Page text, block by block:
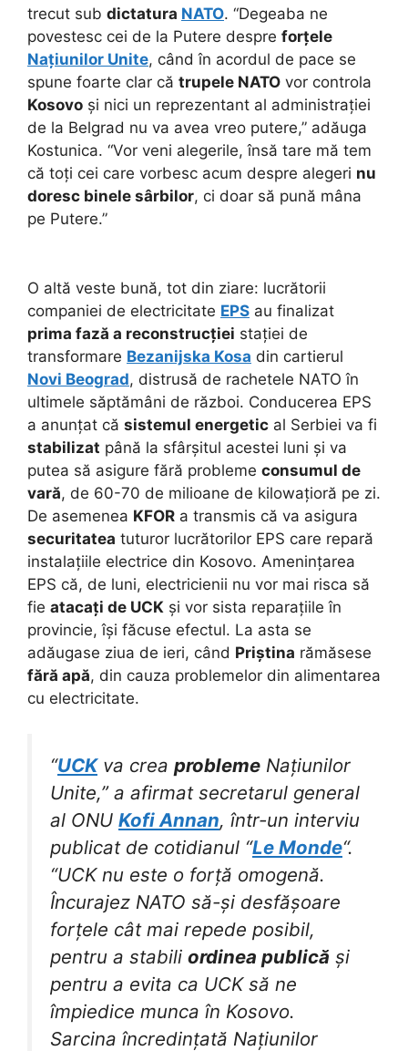
trecut sub dictatura NATO. “Degeaba ne
povestesc cei de la Putere despre forțele
Națiunilor Unite, când în acordul de pace se
spune foarte clar că trupele NATO vor controla
Kosovo și nici un reprezentant al administrației
de la Belgrad nu va avea vreo putere,” adăuga
Kostunica. “Vor veni alegerile, însă tare mă tem
că toți cei care vorbesc acum despre alegeri nu
doresc binele sârbilor, ci doar să pună mâna
pe Putere.”
O altă veste bună, tot din ziare: lucrătorii
companiei de electricitate EPS au finalizat
prima fază a reconstrucției stației de
transformare Bezanijska Kosa din cartierul
Novi Beograd, distrusă de rachetele NATO în
ultimele săptămâni de război. Conducerea EPS
a anunțat că sistemul energetic al Serbiei va fi
stabilizat până la sfârșitul acestei luni și va
putea să asigure fără probleme consumul de
vară, de 60-70 de milioane de kilowațioră pe zi.
De asemenea KFOR a transmis că va asigura
securitatea tuturor lucrătorilor EPS care repară
instalațiile electrice din Kosovo. Amenințarea
EPS că, de luni, electricienii nu vor mai risca să
fie atacați de UCK și vor sista reparațiile în
provincie, își făcuse efectul. La asta se
adăugase ziua de ieri, când Priștina rămăsese
fără apă, din cauza problemelor din alimentarea
cu electricitate.
“UCKva crea probleme Națiunilor
Unite,” a afirmat secretarul general
al ONU Kofi Annan, într-un interviu
publicat de cotidianul “Le Monde“.
“UCK nu este o forță omogenă.
Încurajez NATO să-și desfășoare
forțele cât mai repede posibil,
pentru a stabili ordinea publică și
pentru a evita ca UCK să ne
împiedice munca în Kosovo.
Sarcina încredințată Națiunilor